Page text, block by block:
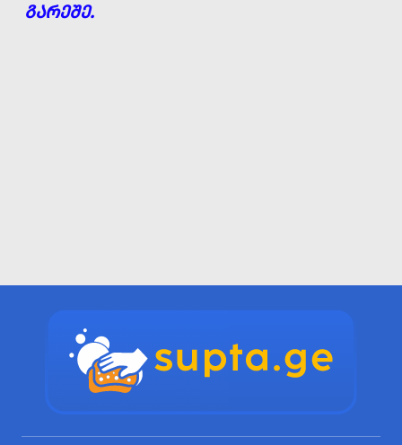
ᲒᲐᲠᲔᲨᲔ.